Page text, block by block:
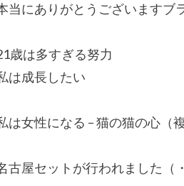
当にありがとうございますブ
歳は多すぎる努力
は成長したい
は女性になる – 猫の猫の心（
古屋セットが行われました（